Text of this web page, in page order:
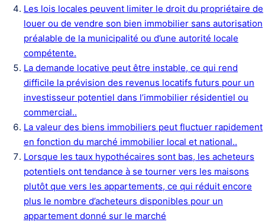
Les lois locales peuvent limiter le droit du propriétaire de
louer ou de vendre son bien immobilier sans autorisation
préalable de la municipalité ou d’une autorité locale
compétente.
La demande locative peut être instable, ce qui rend
difficile la prévision des revenus locatifs futurs pour un
investisseur potentiel dans l’immobilier résidentiel ou
commercial..
La valeur des biens immobiliers peut fluctuer rapidement
en fonction du marché immobilier local et national..
Lorsque les taux hypothécaires sont bas, les acheteurs
potentiels ont tendance à se tourner vers les maisons
plutôt que vers les appartements, ce qui réduit encore
plus le nombre d’acheteurs disponibles pour un
appartement donné sur le marché